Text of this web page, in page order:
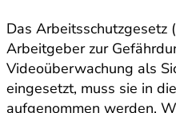
Das Arbeitsschutzgesetz (
Arbeitgeber zur
Videoüberwachung als
eingesetzt, muss sie in
aufgenommen werden.